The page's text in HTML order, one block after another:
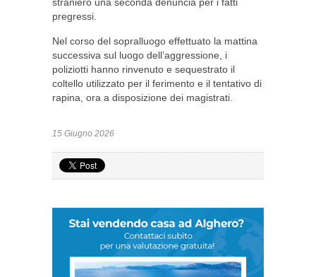
pregressi.
Nel corso del sopralluogo effettuato la mattina
successiva sul luogo dell’aggressione, i
poliziotti hanno rinvenuto e sequestrato il
coltello utilizzato per il ferimento e il tentativo di
rapina, ora a disposizione dei magistrati.
15 Giugno 2026